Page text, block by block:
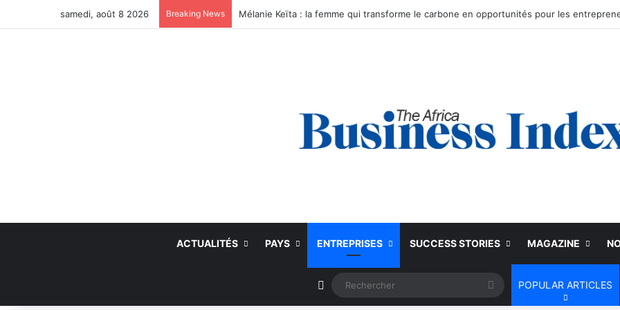
samedi, août 8 2026 Breaking News
ACTUALITÉS PAYS ENTREPRISES SUCCESS STORIES MAGAZINE
Article Aléatoire Rechercher
POPULAR ARTICLES